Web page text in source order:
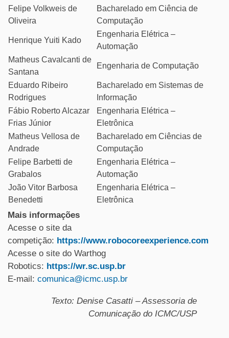
Felipe Volkweis de
Oliveira
Bacharelado em Ciência de
Computação
Henrique Yuiti Kado
Engenharia Elétrica –
Automação
Matheus Cavalcanti de
Santana
Engenharia de Computação
Eduardo Ribeiro
Rodrigues
Bacharelado em Sistemas de
Informação
Fábio Roberto Alcazar
Frias Júnior
Engenharia Elétrica –
Eletrônica
Matheus Vellosa de
Andrade
Bacharelado em Ciências de
Computação
Felipe Barbetti de
Grabalos
Engenharia Elétrica –
Automação
João Vitor Barbosa
Benedetti
Engenharia Elétrica –
Eletrônica
Mais informações
Acesse o site da
competição: https://www.robocoreexperience.com
Acesse o site do Warthog
Robotics: https://wr.sc.usp.br
E-mail: comunica@icmc.usp.br
Texto: Denise Casatti – Assessoria de
Comunicação do ICMC/USP